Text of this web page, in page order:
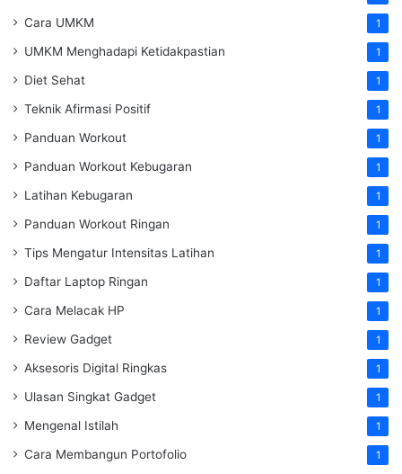
Cara UMKM 1
UMKM Menghadapi Ketidakpastian 1
Diet Sehat 1
Teknik Afirmasi Positif 1
Panduan Workout 1
Panduan Workout Kebugaran 1
Latihan Kebugaran 1
Panduan Workout Ringan 1
Tips Mengatur Intensitas Latihan 1
Daftar Laptop Ringan 1
Cara Melacak HP 1
Review Gadget 1
Aksesoris Digital Ringkas 1
Ulasan Singkat Gadget 1
Mengenal Istilah 1
Cara Membangun Portofolio 1